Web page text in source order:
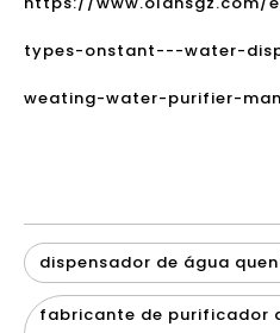
types-onstant---water-
weating-water-purifier-
dispensador de água
fabricante de purificador